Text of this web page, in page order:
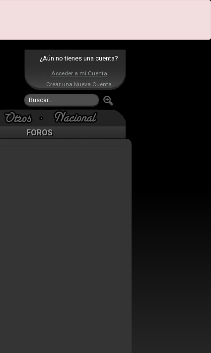
¿Aún no tienes una cuenta?
Acceder a mi Cuenta
Crear una Nueva Cuenta
FOROS